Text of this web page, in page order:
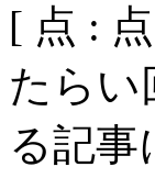
[ 点 :
たらい
る記事